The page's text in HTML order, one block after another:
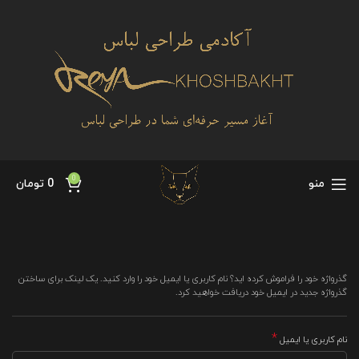
منو 0
0 تومان
گذرواژه خود را فراموش کرده اید؟ نام کاربری یا ایمیل خود را وارد کنید. یک لینک برای ساختن
گذرواژه جدید در ایمیل خود دریافت خواهید کرد.
نام کاربری یا ایمیل*